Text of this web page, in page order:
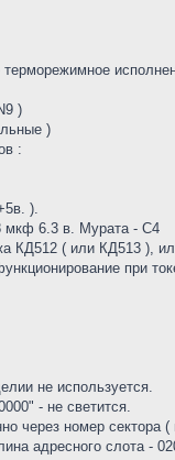
)
)
:
).
мкф 6.3 в. Мурата - С4
( или КД513 ),
при
не используется.
- не светится.
через номер сектора (
адресного слота -